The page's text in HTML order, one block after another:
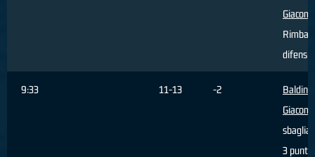
9:33 11-13 -2
Baldini
3 punti